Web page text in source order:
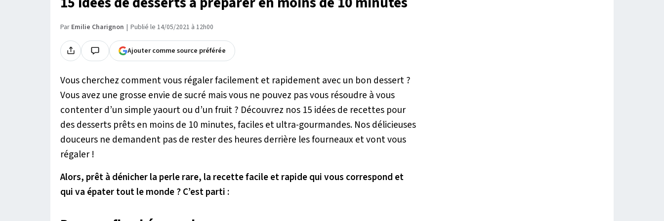
Par Emilie Charignon Publié le 14/05/2021 à 12h00
Ajouter comme source préférée
Vous cherchez comment vous régaler facilement et rapidement avec un bon dessert ?
Vous avez une grosse envie de sucré mais vous ne pouvez pas vous résoudre à vous
contenter d’un simple yaourt ou d’un fruit ? Découvrez nos 15 idées de recettes pour
des desserts prêts en moins de 10 minutes, faciles et ultra-gourmandes. Nos délicieuses
douceurs ne demandent pas de rester des heures derrière les fourneaux et vont vous
régaler !
Alors, prêt à dénicher la perle rare, la recette facile et rapide qui vous correspond et
qui va épater tout le monde ? C’est parti :